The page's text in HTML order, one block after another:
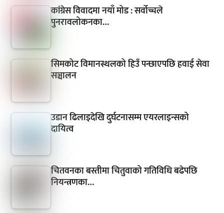
कांग्रेस विवादमा नयाँ मोड : सर्वोच्चले
पुनरावलोकनका…
सिमकोट विमानस्थलको हिउँ पन्छाएपछि हवाई सेवा
सञ्चालन
उडान ढिलाइदेखि दुर्घटनासम्म एयरलाइन्सको
दायित्व
चितवनका बस्तीमा चितुवाको गतिविधि बढेपछि
नियन्त्रणका…